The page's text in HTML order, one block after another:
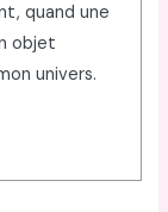
quand une
objet
univers.